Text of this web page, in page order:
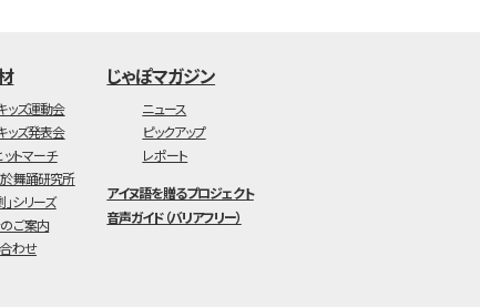
ッズ運動会
ッズ発表会
ットマーチ
舞踊研究所
」シリーズ
ご案内
わせ
じゃぽマガジン
ニュース
ピックアップ
レポート
アイヌ語を贈るプロジェクト
音声ガイド（バリアフリー）